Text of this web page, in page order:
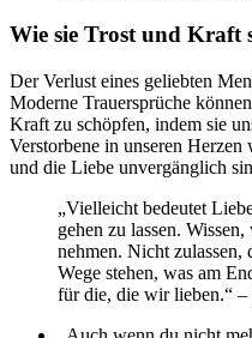
Wie sie Trost und Kraft
Der Verlust eines geliebten
Moderne Trauersprüche
Kraft zu schöpfen, indem sie
Verstorbene in unseren
und die Liebe unvergänglich
„Vielleicht bedeutet
gehen zu lassen.
nehmen. Nicht zulassen,
Wege stehen, was am
für die, die wir lieben.“